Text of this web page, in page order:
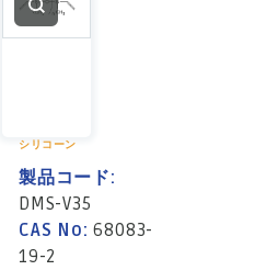
シリコーン
製品コード:
DMS-V35
CAS No:68083-
19-2